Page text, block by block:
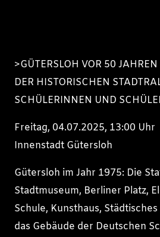
>GÜTERSLOH VOR 50
DER HISTORISCHEN
SCHÜLERINNEN UND
Freitag, 04.07.2025, 13:00 Uhr
Innenstadt Gütersloh
Gütersloh im Jahr 1975: Die
Stadtmuseum, Berliner Platz,
Schule, Kunsthaus,
das Gebäude der Deutschen